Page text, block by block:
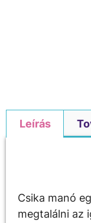
Leírás
Csika manó
megtalálni az